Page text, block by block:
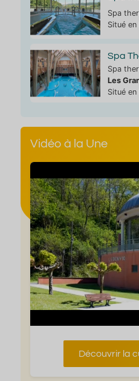
Spa
Situé
Spa
Spa
Les
Situé
Vidéo à la Une
Découvrir la